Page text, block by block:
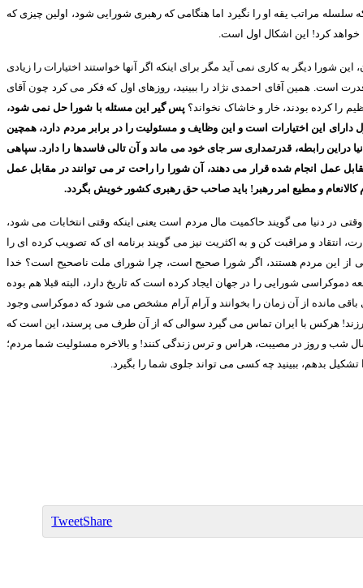
سلسله مراتب یقه او را نگیرد اما هنگامی که رهبری شورایی شود، اولین چیزی که
کرد ! این اشکال اول است
شورا دیگر به کاری نمی آید مگر برای اینکه اگر آنها خواستند اختیارات را زیادی
قدرت است همین آقای احمدی نژاد را ببینید، روزهای اول که فکر می کرد چون آقای
را کرده بودند، خار و خاشاک نخواند؟ پس گیر این مسئله با شورا حل نمی شود،
این اختیارات است و این وظایف و مسئولیت را در برابر مردم دارد، همچین
دراین رابطه، قدرتمداری سر جای خود می ماند و آن تالی فاسدها را دارد. سپاهی
عمل انجام شده قرار می دهند، آن شورا را راحت تر می توانند در مقابل عمل
و مطیع امر رهبر ! باید صاحب حق رهبری کشور خویش بگردد.
وقتی در دنیا می گویند حاکمیت مال مردم است یعنی اینکه وقتی انتخابات می شود،
و مراقبت کن و به اکثریت نیز می گویند برنامه ای که تصویب کرده ای را
از این مردم هستند، اگر شورا صحیح است، چرا شورای ملت ناصحیح است؟ خدا
دموکراسی شورایی را در جهان ایجاد کرده است که تاریخ دارد، البته قبلا هم بوده
باقی مانده از آن زمان را بخوانند و آرام آرام مشخص می شود که دموکراسی وجود
! هرکس با ایران تماس می گیرد سوالی که از آن طرف می پرسند، این است که
شب و روز در مصیبت، هراس و ترس زندگی کنند ! و بالاخره مسئولیت شما مردم؛
بدهم، ببینید چه کسی می تواند جلوی شما را بگیرد
TweetShare